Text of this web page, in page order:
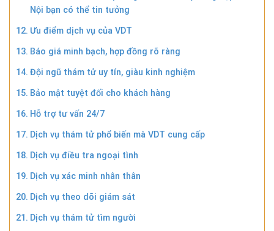
Nội bạn có thể tin tưởng
Ưu điểm dịch vụ của VDT
Báo giá minh bạch, hợp đồng rõ ràng
Đội ngũ thám tử uy tín, giàu kinh nghiệm
Bảo mật tuyệt đối cho khách hàng
Hỗ trợ tư vấn 24/7
Dịch vụ thám tử phổ biến mà VDT cung cấp
Dịch vụ điều tra ngoại tình
Dịch vụ xác minh nhân thân
Dịch vụ theo dõi giám sát
Dịch vụ thám tử tìm người